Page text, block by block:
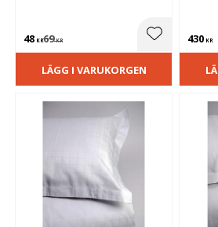
48 KR69KR Lägg till i
LÄGG I VARUKORGEN
430 KR